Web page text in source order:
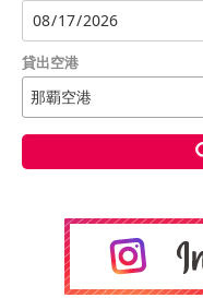
貸出空港